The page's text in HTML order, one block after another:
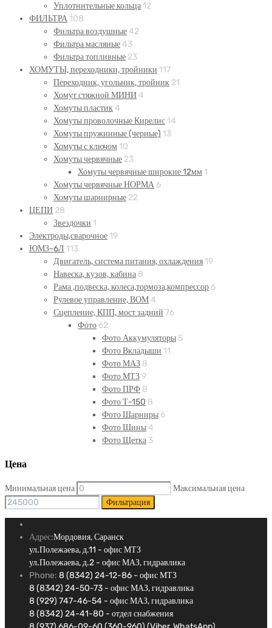
Уплотнительные кольца 12
ФИЛЬТРА 108
Фильтра воздушные 42
Фильтра масляные 43
Фильтра топливные 23
ХОМУТЫ, переходники, тройники 117
Переходник, угольник, тройник 21
Хомут стяжной МИНИ 4
Хомуты пластик 4
Хомуты проволочные Кирелис 14
Хомуты пружинные (черные) 13
Хомуты с ключом 10
Хомуты червячные 23
Хомуты червячные широкие 12мм 1
Хомуты червячные НОРМА 6
Хомуты шарнирные 22
ЦЕПИ 28
Звездочки 1
Электроды,сварочное 19
ЮМЗ-6Л 113
Двигатель, система питания, охлаждения 19
Навеска, кузов, кабина 8
Рама ,подвеска, колеса,тормоза,компрессор 6
Рулевое управление, ВОМ 4
Сцепление, КПП, мост задний 76
Фото 62
Фото Аккумуляторы 5
Фото Вкладыши 11
Фото МАЗ 8
Фото МТЗ 9
Фото ПРФ 8
Фото Т-150 8
Фото Шарниры 6
Фото Шины 4
Фото Щетка 3
Цена
Минимальная цена
Максимальная цена
Фильтрация
Адрес:Мордовия, Саранск
ул.Полежаева, д.11 - офис МТЗ
ул.Полежаева, д.2 - офис МАЗ, гидравлика
Phone: 8 (8342) 24-12-86 - офис МТЗ
8 (8342) 24-50-73 - офис МАЗ, гидравлика
8 (929) 747-46-54 - офис МАЗ, гидравлика
8 (8342) 24-41-80 - отдел снабжения